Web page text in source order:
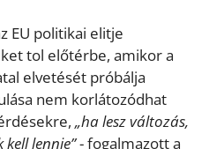
EU politikai elitje
tol előtérbe, amikor a
elvetését próbálja
nem korlátozódhat
„ha lesz változás,
lennie”­- fogalmazott a